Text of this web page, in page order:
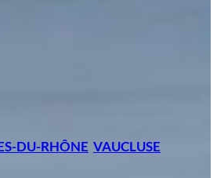
DU-RHÔNE VAUCLUSE